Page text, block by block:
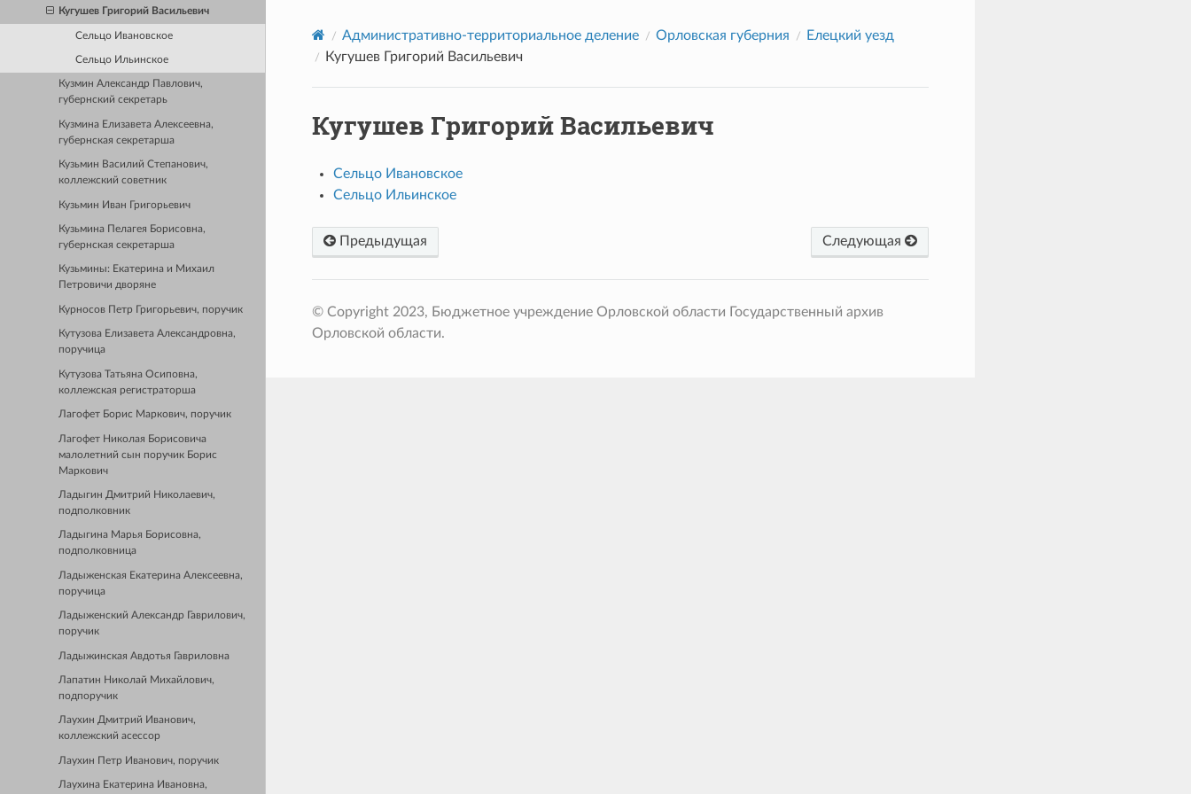
Кугушев Григорий Васильевич
Сельцо Ивановское
Сельцо Ильинское
Кузмин Александр Павлович,
губернский секретарь
Кузмина Елизавета Алексеевна,
губернская секретарша
Кузьмин Василий Степанович,
коллежский советник
Кузьмин Иван Григорьевич
Кузьмина Пелагея Борисовна,
губернская секретарша
Кузьмины: Екатерина и Михаил
Петровичи дворяне
Курносов Петр Григорьевич, поручик
Кутузова Елизавета Александровна,
поручица
Кутузова Татьяна Осиповна,
коллежская регистраторша
Лагофет Борис Маркович, поручик
Лагофет Николая Борисовича
малолетний сын поручик Борис
Маркович
Ладыгин Дмитрий Николаевич,
подполковник
Ладыгина Марья Борисовна,
подполковница
Ладыженская Екатерина Алексеевна,
поручица
Ладыженский Александр Гаврилович,
поручик
Ладыжинская Авдотья Гавриловна
Лапатин Николай Михайлович,
подпоручик
Лаухин Дмитрий Иванович,
коллежский асессор
Лаухин Петр Иванович, поручик
Лаухина Екатерина Ивановна,
Административно-территориальное деление Орловская губерния
Елецкий уезд
Кугушев Григорий Васильевич
Кугушев Григорий Васильевич
Сельцо Ивановское
Сельцо Ильинское
Предыдущая Следующая
© Copyright 2023, Бюджетное учреждение Орловской области Государственный архив
Орловской области.